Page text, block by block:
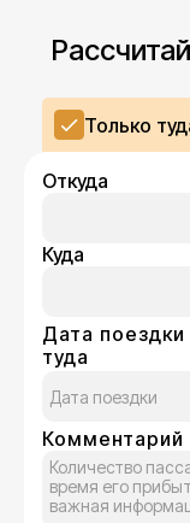
Только
Откуда
Куда
Дата поездки
туда
Комментарий